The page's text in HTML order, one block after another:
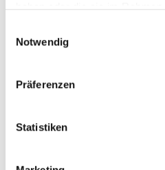
Cookies, wenn Sie unsere
Notwendig
Präferenzen
Statistiken